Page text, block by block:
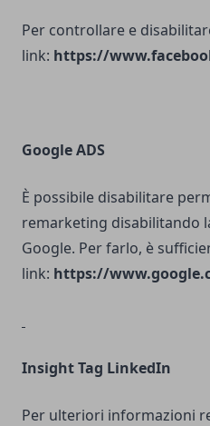
Per controllare e
link: https://
Google ADS
È possibile disabilitare
remarketing disabilitando
Google. Per farlo, è
link: https://
Insight Tag LinkedIn
Per ulteriori informazioni